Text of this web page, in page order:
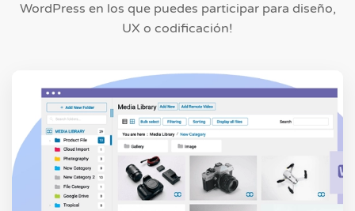
WordPress en los que puedes participar para diseño,
UX o codificación!